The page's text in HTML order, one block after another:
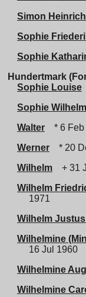
Simon
Sophie
Sophie
Hundertmark
Sophie Louise
Sophie
Walter
* 6
Werner
* 20
Wilhelm
+ 31
Wilhelm
1971
Wilhelm
Wilhelmine
16 Jul 1960
Wilhelmine
Wilhelmine